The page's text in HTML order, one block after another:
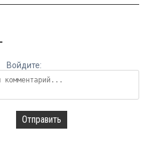
Войдите:
Отправить